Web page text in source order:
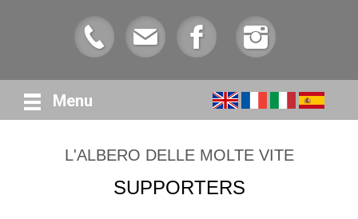
Menu
L'ALBERO DELLE MOLTE VITE
SUPPORTERS